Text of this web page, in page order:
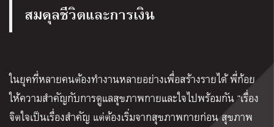
สมดุลชีวิตและการเงิน
ในยุคที่หลายคนต้องทำงานหลายอย่างเพื่อสร้างรายได้ พี่ก้อย
ให้ความสำคัญกับการดูแลสุขภาพกายและใจไปพร้อมกัน “เรื่อง
จิตใจเป็นเรื่องสำคัญ แต่ต้องเริ่มจากสุขภาพกายก่อน สุขภาพ